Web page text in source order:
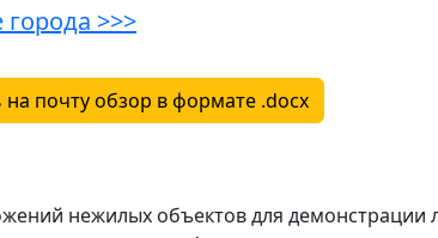
>>>
на почту обзор в формате .docx
нежилых объектов для демонстрации